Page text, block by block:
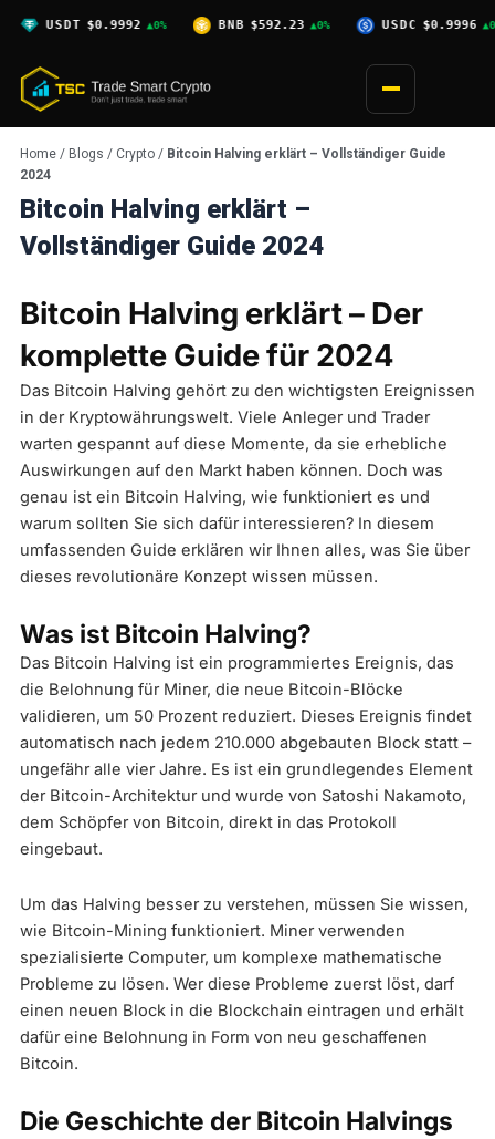
content
$0.9992 ▲0% BNB $592.23 ▲0% USDC $0.9996 ▲0% XRP
Home/ Blogs / Crypto/ Bitcoin Halving erklärt – Vollständiger Guide
2024
Bitcoin Halving erklärt –
Vollständiger Guide 2024
Bitcoin Halving erklärt – Der
komplette Guide für 2024
Das Bitcoin Halving gehört zu den wichtigsten Ereignissen
in der Kryptowährungswelt. Viele Anleger und Trader
warten gespannt auf diese Momente, da sie erhebliche
Auswirkungen auf den Markt haben können. Doch was
genau ist ein Bitcoin Halving, wie funktioniert es und
warum sollten Sie sich dafür interessieren? In diesem
umfassenden Guide erklären wir Ihnen alles, was Sie über
dieses revolutionäre Konzept wissen müssen.
Was ist Bitcoin Halving?
Das Bitcoin Halving ist ein programmiertes Ereignis, das
die Belohnung für Miner, die neue Bitcoin-Blöcke
validieren, um 50 Prozent reduziert. Dieses Ereignis findet
automatisch nach jedem 210.000 abgebauten Block statt –
ungefähr alle vier Jahre. Es ist ein grundlegendes Element
der Bitcoin-Architektur und wurde von Satoshi Nakamoto,
dem Schöpfer von Bitcoin, direkt in das Protokoll
eingebaut.
Um das Halving besser zu verstehen, müssen Sie wissen,
wie Bitcoin-Mining funktioniert. Miner verwenden
spezialisierte Computer, um komplexe mathematische
Probleme zu lösen. Wer diese Probleme zuerst löst, darf
einen neuen Block in die Blockchain eintragen und erhält
dafür eine Belohnung in Form von neu geschaffenen
Bitcoin.
Die Geschichte der Bitcoin Halvings